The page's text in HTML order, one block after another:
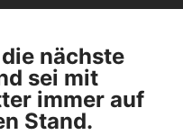
nächste
sei mit
immer auf
Stand.